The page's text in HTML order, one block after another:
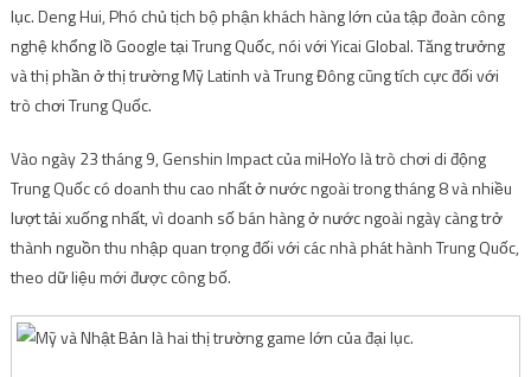
lục. Deng Hui, Phó chủ tịch bộ phận khách hàng lớn của tập đoàn công
nghệ khổng lồ Google tại Trung Quốc, nói với Yicai Global. Tăng trưởng
và thị phần ở thị trường Mỹ Latinh và Trung Đông cũng tích cực đối với
trò chơi Trung Quốc.
Vào ngày 23 tháng 9, Genshin Impact của miHoYo là trò chơi di động
Trung Quốc có doanh thu cao nhất ở nước ngoài trong tháng 8 và nhiều
lượt tải xuống nhất, vì doanh số bán hàng ở nước ngoài ngày càng trở
thành nguồn thu nhập quan trọng đối với các nhà phát hành Trung Quốc,
theo dữ liệu mới được công bố.